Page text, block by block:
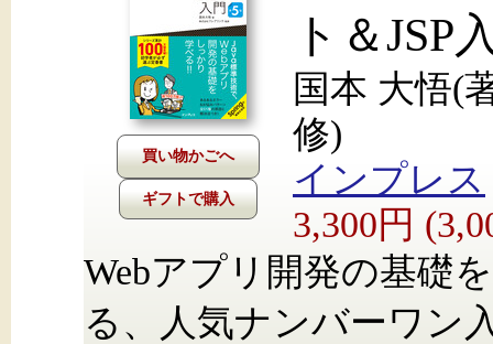
ギフトで購入
ト＆JSP
国本 大悟(
修)
インプレス
3,300円
Webアプリ開発の基礎
る、人気ナンバーワン